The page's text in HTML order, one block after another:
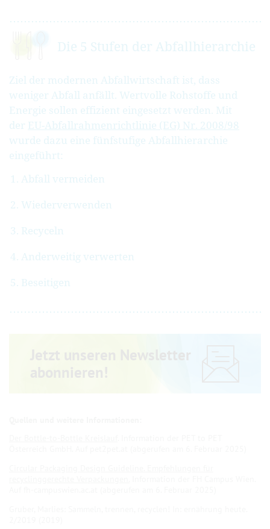
Die 5 Stufen der Abfallhierarchie
Ziel der modernen Abfallwirtschaft ist, dass
weniger Abfall anfällt. Wertvolle Rohstoffe und
Energie sollen effizient eingesetzt werden. Mit
der EU-Abfallrahmenrichtlinie (EG) Nr. 2008/98
wurde dazu eine fünfstufige Abfallhierarchie
eingeführt:
Abfall vermeiden
Wiederverwenden
Recyceln
Anderweitig verwerten
Beseitigen
Jetzt unseren Newsletter